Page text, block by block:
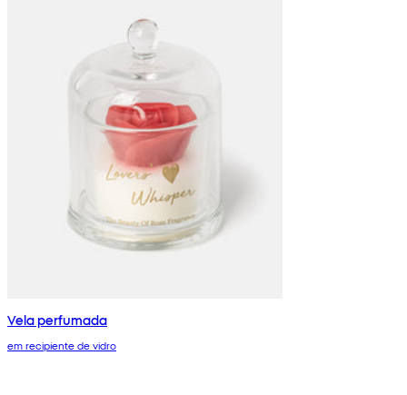
Vela perfumada
em recipiente de vidro